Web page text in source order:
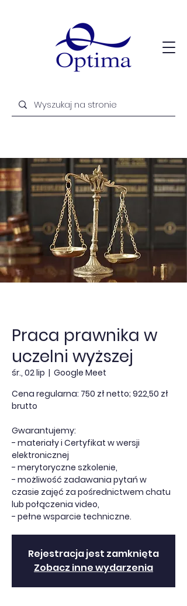
Praca prawnika w
uczelni wyższej
śr., 02 lip
  |
Google Meet
Cena regularna: 750 zł netto; 922,50 zł
brutto
Gwarantujemy:
- materiały i Certyfikat w wersji
elektronicznej
- merytoryczne szkolenie,
- możliwość zadawania pytań w
czasie zajęć za pośrednictwem chatu
lub połączenia video,
- pełne wsparcie techniczne.
Rejestracja jest zamknięta
Zobacz inne wydarzenia